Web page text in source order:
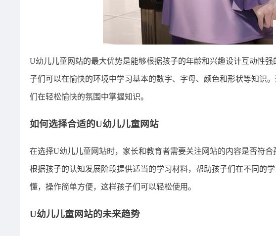
U幼儿儿童网站的最大优势是能够根据孩子的年龄和兴趣设计互动性
子们可以在愉快的环境中学习基本的数字、字母、颜色和形状等知识
们在轻松愉快的氛围中掌握知识。
如何选择合适的U幼儿儿童网站
在选择U幼儿儿童网站时，家长和教育者需要关注网站的内容是否符
根据孩子的认知发展阶段提供适当的学习材料，帮助孩子们在不同的
懂，操作简单方便，这样孩子们可以轻松使用。
U幼儿儿童网站的未来趋势